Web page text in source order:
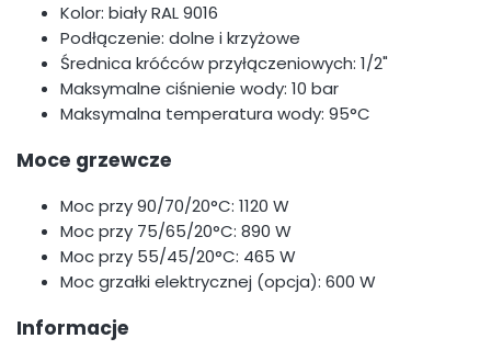
Kolor: biały RAL 9016
Podłączenie: dolne i krzyżowe
Średnica króćców przyłączeniowych: 1/2"
Maksymalne ciśnienie wody: 10 bar
Maksymalna temperatura wody: 95°C
Moce grzewcze
Moc przy 90/70/20°C: 1120 W
Moc przy 75/65/20°C: 890 W
Moc przy 55/45/20°C: 465 W
Moc grzałki elektrycznej (opcja): 600 W
Informacje